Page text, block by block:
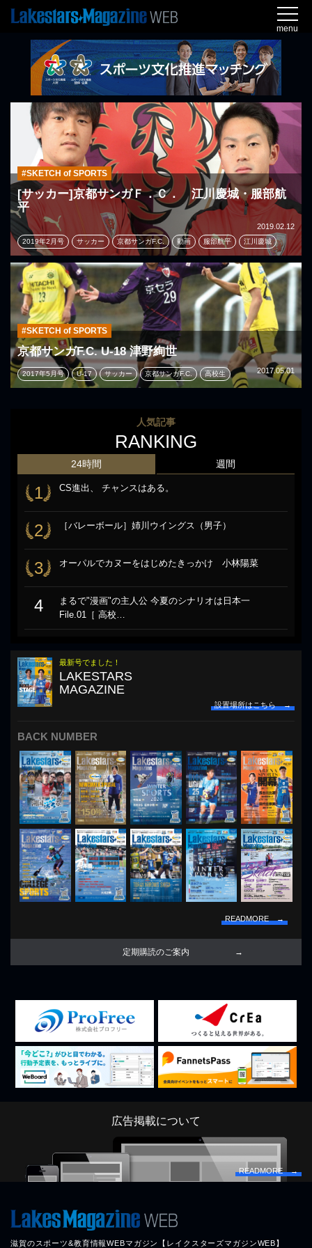
menu
#SKETCH of SPORTS
[サッカー]京都サンガＦ．Ｃ． 江川慶城・服部航
平
2019.02.12
2019年2月号 サッカー 京都サンガF.C. 動画 服部航平 江川慶城
#SKETCH of SPORTS
京都サンガF.C. U-18 津野絢世
2017.05.01
2017年5月号 U-17 サッカー 京都サンガF.C. 高校生
人気記事
RANKING
24時間
1 CS進出、 チャンスはある。
2 ［バレーボール］姉川ウイングス（男子）
3 オーパルでカヌーをはじめたきっかけ 小林陽菜
4
まるで"漫画"の主人公 今夏のシナリオは日本一
File.01［ 高校…
週間
最新号でました！
LAKESTARS
MAGAZINE
設置場所はこちら →
BACK NUMBER
READMORE →
定期購読のご案内
広告掲載について
READMORE →
滋賀のスポーツ&教育情報WEBマガジン【レイクスターズマガジンWEB】